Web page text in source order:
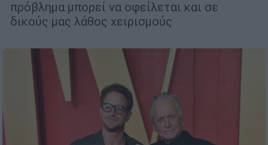
πρόβλημα μπορεί να οφείλεται και σε
δικούς μας λάθος χειρισμούς